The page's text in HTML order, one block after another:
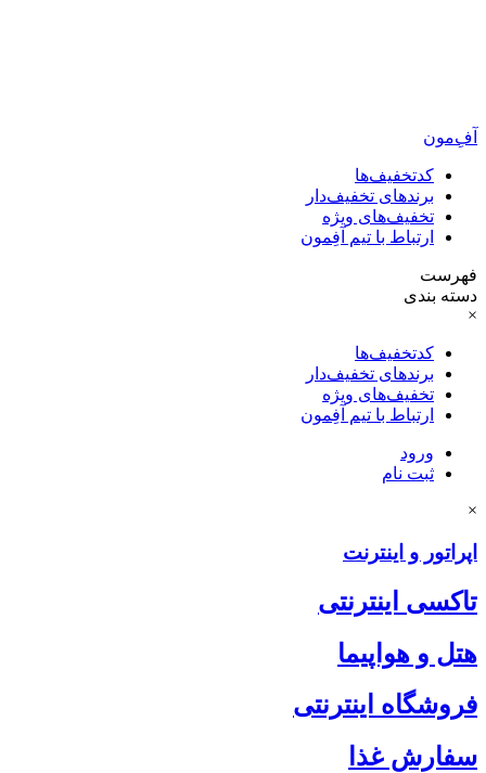
آفِ‌مون
کدتخفیف‌ها
برندهای تخفیف‌دار
تخفیف‌های ویژه
ارتباط با تیم آفِمون
فهرست
دسته بندی
×
کدتخفیف‌ها
برندهای تخفیف‌دار
تخفیف‌های ویژه
ارتباط با تیم آفِمون
ورود
ثبت نام
×
اپراتور و اینترنت
تاکسی اینترنتی
هتل و هواپیما
فروشگاه اینترنتی
سفارش غذا